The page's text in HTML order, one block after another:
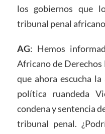
los gobiernos que
tribunal penal
AG: Hemos
Africano de Derechos
que ahora escucha
política ruandeda
condena y sentencia
tribunal penal.